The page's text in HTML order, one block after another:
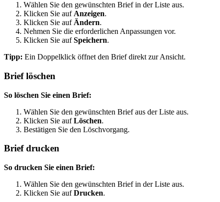
Wählen Sie den gewünschten Brief in der Liste aus.
Klicken Sie auf Anzeigen.
Klicken Sie auf Ändern.
Nehmen Sie die erforderlichen Anpassungen vor.
Klicken Sie aufSpeichern.
Tipp: Ein Doppelklick öffnet den Brief direkt zur Ansicht.
Brief löschen
So löschen Sie einen Brief:
Wählen Sie den gewünschten Brief aus der Liste aus.
Klicken Sie aufLöschen.
Bestätigen Sie den Löschvorgang.
Brief drucken
So drucken Sie einen Brief:
Wählen Sie den gewünschten Brief in der Liste aus.
Klicken Sie aufDrucken.